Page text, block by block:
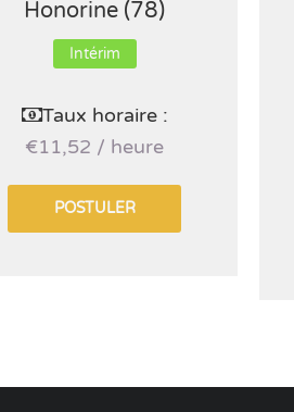
Honorine (78)
Intérim
Taux horaire :
€11,52 / heure
POSTULER